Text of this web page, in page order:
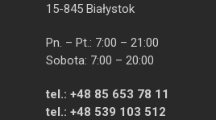
15-845 Białystok
Pn. – Pt.: 7:00 – 21:00
Sobota: 7:00 – 20:00
tel.: +48 85 653 78 11
tel.: +48 539 103 512